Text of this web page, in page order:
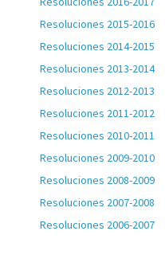
Resoluciones 2015-2016
Resoluciones 2014-2015
Resoluciones 2013-2014
Resoluciones 2012-2013
Resoluciones 2011-2012
Resoluciones 2010-2011
Resoluciones 2009-2010
Resoluciones 2008-2009
Resoluciones 2007-2008
Resoluciones 2006-2007